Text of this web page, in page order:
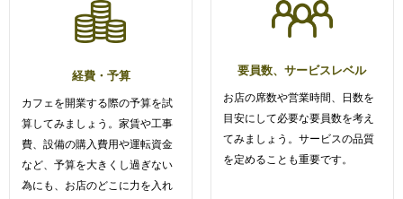
経費・予算
カフェを開業する際の予算を試
算してみましょう。家賃や工事
費、設備の購入費用や運転資金
など、予算を大きくし過ぎない
為にも、お店のどこに力を入れ
要員数、サービスレベル
お店の席数や営業時間、日数を
目安にして必要な要員数を考え
てみましょう。サービスの品質
を定めることも重要です。